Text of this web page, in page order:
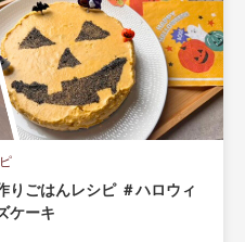
りごはんレシピ ＃ハロウィ
ケーキ